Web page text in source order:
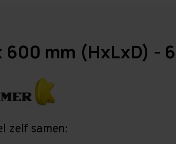
mm (HxLxD) -
zelf samen: